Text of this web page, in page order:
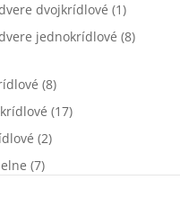
dvojkrídlové (1)
jednokrídlové (8)
(8)
(17)
(2)
(7)